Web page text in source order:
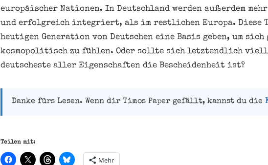
europäischer Nationen. In Deutschland werden außerdem
und erfolgreich integriert, als im restlichen Europa. Diese
heutigen Generation von Deutschen eine Basis geben, um
kosmopolitisch zu fühlen. Oder sollte sich letztendlich
deutscheste aller Eigenschaften die Bescheidenheit ist?
Danke fürs Lesen. Wenn dir Timos Paper gefällt, kannst du die
Teilen mit:
Mehr